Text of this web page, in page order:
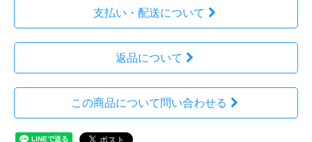
支払い・配送について
返品について
この商品について問い合わせる